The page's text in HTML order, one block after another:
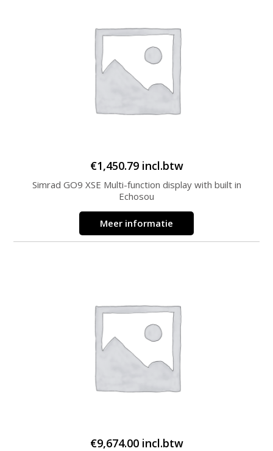
€1,450.79 incl.btw
Simrad GO9 XSE Multi-function display with built in
Echosou
Meer informatie
€9,674.00 incl.btw